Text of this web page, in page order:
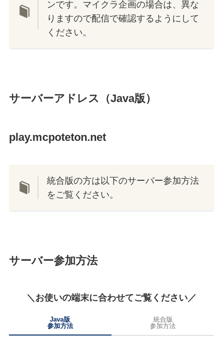
ンです。マイクラ企画の場合は、異な
りますので配信で確認するようにして
ください。
サーバーアドレス（Java版）
play.mcpoteton.net
統合版の方は以下のサーバー参加方法
をご覧ください。
サーバー参加方法
＼お使いの端末に合わせてご覧ください／
Java版
参加方法
統合版
参加方法